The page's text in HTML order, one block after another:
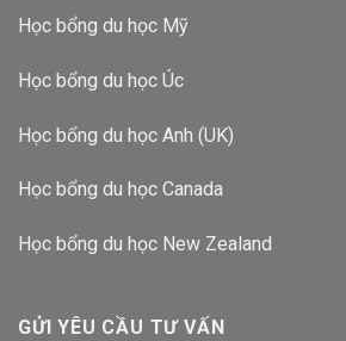
Học bổng du học Mỹ
Học bổng du học Úc
Học bổng du học Anh (UK)
Học bổng du học Canada
Học bổng du học New Zealand
GỬI YÊU CẦU TƯ VẤN